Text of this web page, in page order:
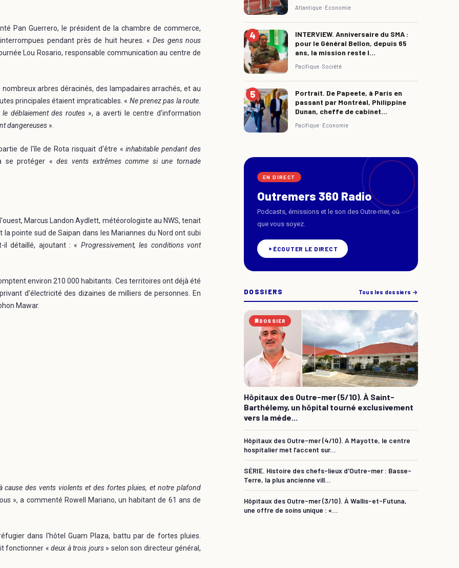
Pan Guerrero, le président de la chambre de commerce,
pendant près de huit heures. «Des gens nous
Lou Rosario, responsable communication au centre de
arbres déracinés, des lampadaires arrachés, et au
principales étaient impraticables. « Ne prenez pas la route.
déblaiement des routes », a averti le centre d'information
dangereuses ».
de l'île de Rota risquait d'être «inhabitable pendant des
se protéger «des vents extrêmes comme si une tornade
Marcus Landon Aydlett, météorologiste au NWS, tenait
pointe sud de Saipan dans les Mariannes du Nord ont subi
il détaillé, ajoutant : « Progressivement, les conditions vont
environ 210 000 habitants. Ces territoires ont déjà été
d'électricité des dizaines de milliers de personnes. En
Mawar.
des vents violents et des fortes pluies, et notre plafond
», a commenté Rowell Mariano, un habitant de 61 ans de
dans l'hôtel Guam Plaza, battu par de fortes pluies.
fonctionner «deux à trois jours » selon son directeur général,
Atlantique · Economie
INTERVIEW. Anniversaire du SMA :
pour le Général Bellon, depuis 65
ans, la mission reste l...
Pacifique ·Société
Portrait. De Papeete, à Paris en
passant par Montréal, Philippine
Dunan, cheffe de cabinet...
Pacifique · Economie
EN DIRECT
Outremers 360 Radio
Podcasts, émissions et le son des Outre-mer, où
que vous soyez.
ÉCOUTER LE DIRECT
DOSSIERS Tous les dossiers →
DOSSIER
Hôpitaux des Outre-mer (5/10). À Saint-
Barthélemy, un hôpital tourné exclusivement
vers la méde...
Hôpitaux des Outre-mer (4/10). A Mayotte, le centre
hospitalier met l’accent sur...
SÉRIE. Histoire des chefs-lieux d'Outre-mer : Basse-
Terre, la plus ancienne vill...
Hôpitaux des Outre-mer (3/10). À Wallis-et-Futuna,
une offre de soins unique : «...